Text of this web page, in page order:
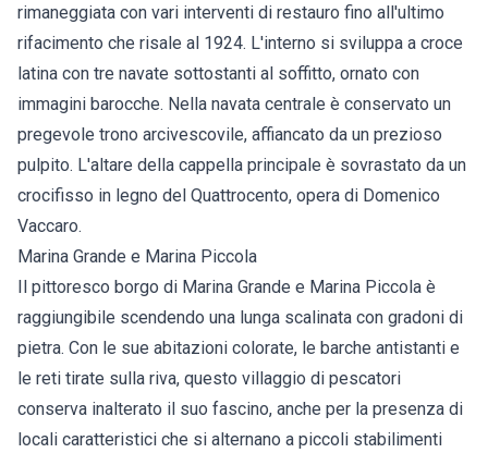
rimaneggiata con vari interventi di restauro fino all'ultimo
rifacimento che risale al 1924. L'interno si sviluppa a croce
latina con tre navate sottostanti al soffitto, ornato con
immagini barocche. Nella navata centrale è conservato un
pregevole trono arcivescovile, affiancato da un prezioso
pulpito. L'altare della cappella principale è sovrastato da un
crocifisso in legno del Quattrocento, opera di Domenico
Vaccaro.
Marina Grande e Marina Piccola
Il pittoresco borgo di Marina Grande e Marina Piccola è
raggiungibile scendendo una lunga scalinata con gradoni di
pietra. Con le sue abitazioni colorate, le barche antistanti e
le reti tirate sulla riva, questo villaggio di pescatori
conserva inalterato il suo fascino, anche per la presenza di
locali caratteristici che si alternano a piccoli stabilimenti